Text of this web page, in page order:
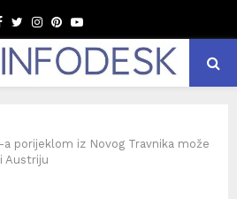
Facebook
TwitterInstagram
Pinterest
Youtube
a porijeklom iz Novog Travnika može
Austriju